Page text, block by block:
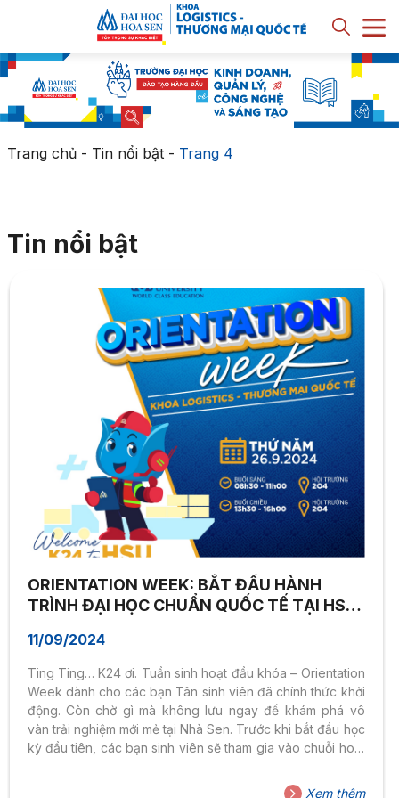
Trang chủ- Tin nổi bật- Trang 4
Tin nổi bật
ORIENTATION WEEK: BẮT ĐẦU HÀNH
TRÌNH ĐẠI HỌC CHUẨN QUỐC TẾ TẠI HSU,
11/09/2024
Ting Ting… K24 ơi. Tuần sinh hoạt đầu khóa – Orientation
Week dành cho các bạn Tân sinh viên đã chính thức khởi
động. Còn chờ gì mà không lưu ngay để khám phá vô
vàn trải nghiệm mới mẻ tại Nhà Sen. Trước khi bắt đầu học
kỳ đầu tiên, các bạn sinh viên sẽ tham gia vào chuỗi hoạt
khoa, Giảng viên và đặc biệt là những người anh em sát
Xem thêm